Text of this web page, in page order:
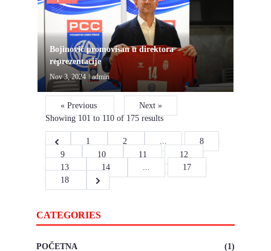
Bojinović promovisan u direktora
reprezentacije
Nov 3, 2024 | admin
« Previous
Next »
Showing101to110of175results
1 2 ...
8
9
10 11
12
13
14 ...
17
18
CATEGORIES
POČETNA
(1)